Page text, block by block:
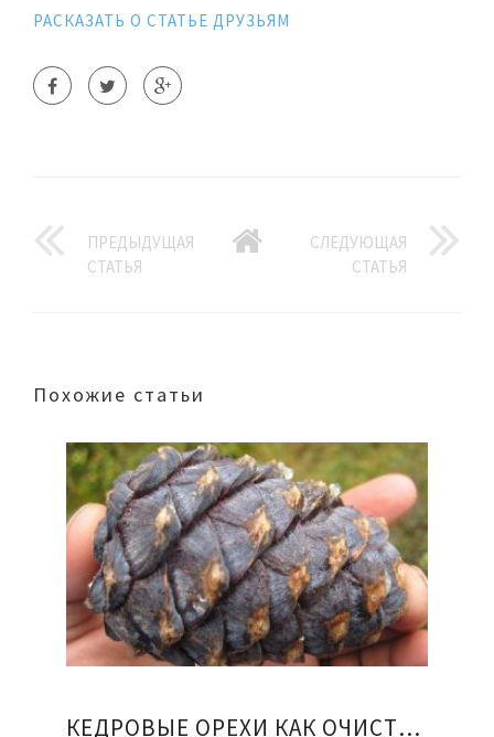
РАСКАЗАТЬ О СТАТЬЕ ДРУЗЬЯМ
ПРЕДЫДУЩАЯ
СТАТЬЯ
СЛЕДУЮЩАЯ
СТАТЬЯ
Похожие статьи
КЕДРОВЫЕ ОРЕХИ КАК ОЧИСТИТЬ